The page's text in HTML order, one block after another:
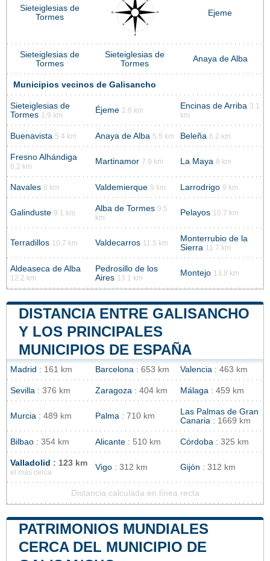
Sieteiglesias de
Tormes
Ejeme
Sieteiglesias de
Tormes
Sieteiglesias de
Tormes
Anaya de Alba
Municipios vecinos de Galisancho
Sieteiglesias de
Tormes 1.9 km
Éjeme 2.8 km Encinas de Arriba 3.1
km
Buenavista 5.4 km Anaya de Alba 5.5 km Beleña 6.2 km
Fresno Alhándiga
6.2 km
Martinamor 7.9 km La Maya 8 km
Navales 8 km Valdemierque 9 km Larrodrigo 9 km
Galinduste 9.1 km Alba de Tormes 9.5
km
Pelayos 10.7 km
Terradillos 10.7 km Valdecarros 11.5 km
Monterrubio de la
Sierra 11.7 km
Aldeaseca de Alba
12.2 km
Pedrosillo de los
Aires 13.1 km
Montejo 13.8 km
DISTANCIA ENTRE GALISANCHO
Y LOS PRINCIPALES
MUNICIPIOS DE ESPAÑA
Madrid : 161 km Barcelona : 653 km Valencia : 463 km
Sevilla : 376 km Zaragoza : 404 km Málaga : 459 km
Murcia : 489 km Palma : 710 km
Las Palmas de Gran
Canaria : 1669 km
Bilbao : 354 km Alicante : 510 km Córdoba : 325 km
Valladolid : 123 km
el más cerca
Vigo : 312 km Gijón : 312 km
Distancia calculada en línea recta
PATRIMONIOS MUNDIALES
CERCA DEL MUNICIPIO DE